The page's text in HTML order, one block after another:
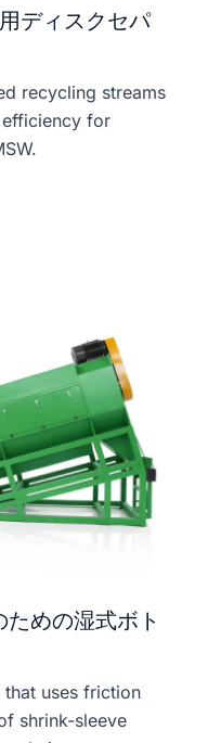
ディスクセパ
recycling streams
for
ための湿式ボト
uses friction
shrink-sleeve